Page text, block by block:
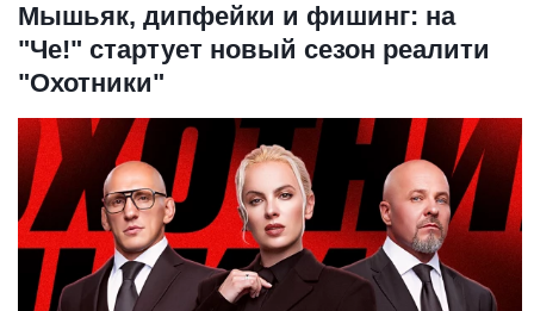
Мышьяк, дипфейки и фишинг: на
"Че!" стартует новый сезон реалити
"Охотники"